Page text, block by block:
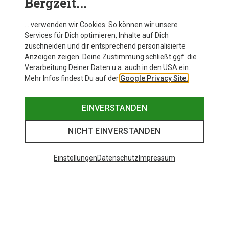
… verwenden wir Cookies. So können wir unsere
Services für Dich optimieren, Inhalte auf Dich
zuschneiden und dir entsprechend personalisierte
Anzeigen zeigen. Deine Zustimmung schließt ggf. die
Verarbeitung Deiner Daten u.a. auch in den USA ein.
Mehr Infos findest Du auf der Google Privacy Site.
EINVERSTANDEN
NICHT EINVERSTANDEN
EinstellungenDatenschutz Impressum